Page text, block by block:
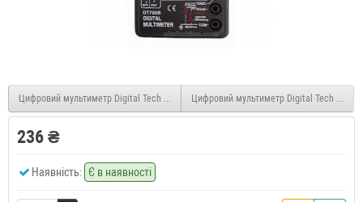
Цифровий мультиметр Digital Tech DT33D з підсвічуванням
Цифровий мультиметр Digital Tech
236 ₴
Наявність: Є в наявності